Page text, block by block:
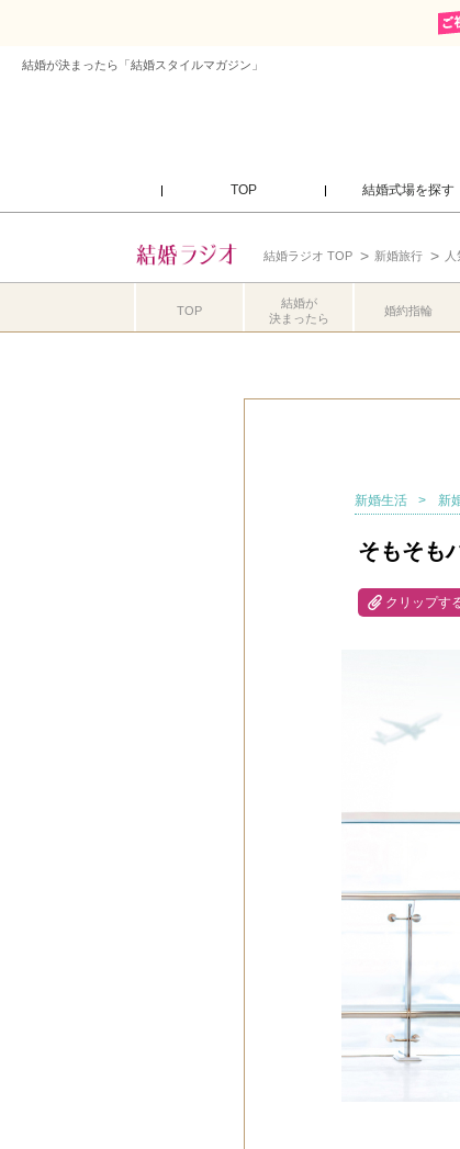
結婚が決まったら「結婚スタイルマガジン」
TOP 結婚式場を探す
結婚ラジオ TOP 新婚旅行
TOP
結婚が
決まったら
婚約指輪
新婚生活 新
そもそも
クリップす